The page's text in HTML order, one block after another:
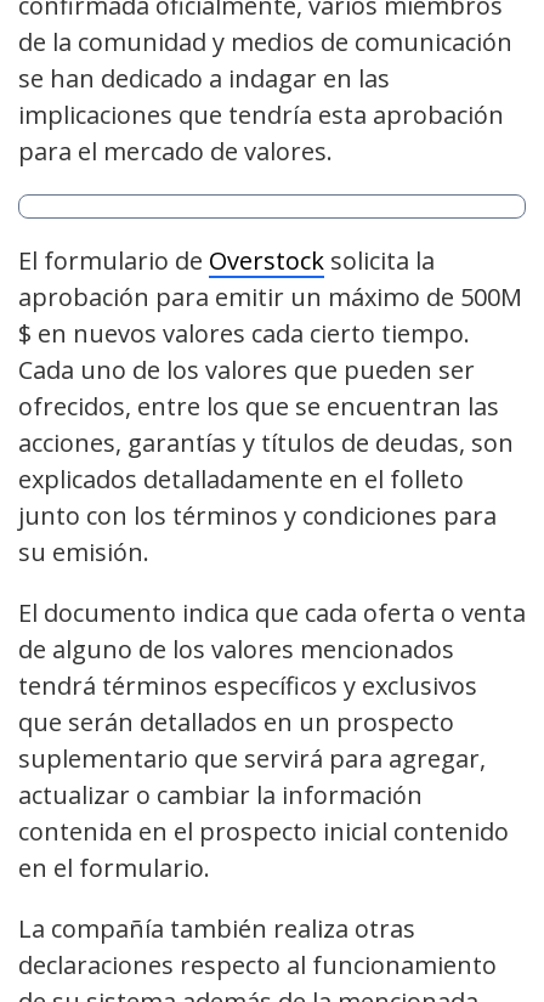
de la comunidad y medios de comunicación
se han dedicado a indagar en las
implicaciones que tendría esta aprobación
para el mercado de valores.
El formulario de Overstock solicita la
aprobación para emitir un máximo de 500M
$ en nuevos valores cada cierto tiempo.
Cada uno de los valores que pueden ser
ofrecidos, entre los que se encuentran las
acciones, garantías y títulos de deudas, son
explicados detalladamente en el folleto
junto con los términos y condiciones para
su emisión.
El documento indica que cada oferta o venta
de alguno de los valores mencionados
tendrá términos específicos y exclusivos
que serán detallados en un prospecto
suplementario que servirá para agregar,
actualizar o cambiar la información
contenida en el prospecto inicial contenido
en el formulario.
La compañía también realiza otras
declaraciones respecto al funcionamiento